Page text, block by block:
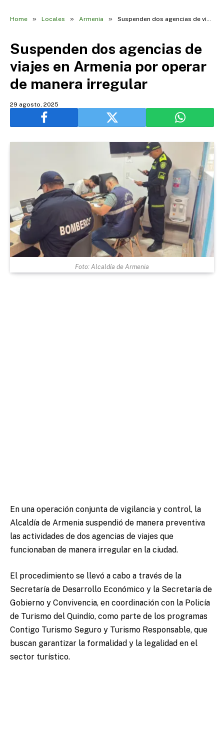
Home » Locales » Armenia » Suspenden dos agencias de viajes en Armenia por operar de manera irregular
Suspenden dos agencias de
viajes en Armenia por operar
de manera irregular
29 agosto, 2025
Foto: Alcaldía de Armenia
En una operación conjunta de vigilancia y control, la
Alcaldía de Armenia suspendió de manera preventiva
las actividades de dos agencias de viajes que
funcionaban de manera irregular en la ciudad.
El procedimiento se llevó a cabo a través de la
Secretaría de Desarrollo Económico y la Secretaría de
Gobierno y Convivencia, en coordinación con la Policía
de Turismo del Quindío, como parte de los programas
Contigo Turismo Seguro y Turismo Responsable, que
buscan garantizar la formalidad y la legalidad en el
sector turístico.